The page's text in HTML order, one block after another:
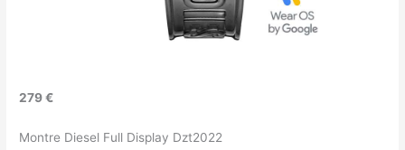
279 €
Montre Diesel Full Display Dzt2022